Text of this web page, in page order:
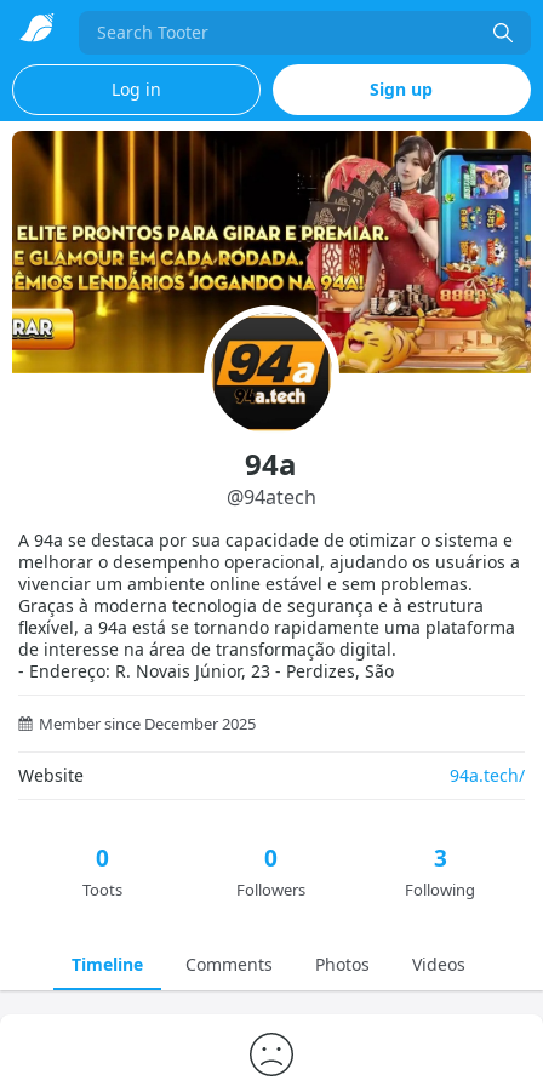
Search
Log in Sign up
94a
@94atech
A 94a se destaca por sua capacidade de otimizar o sistema e
melhorar o desempenho operacional, ajudando os usuários a
vivenciar um ambiente online estável e sem problemas.
Graças à moderna tecnologia de segurança e à estrutura
flexível, a 94a está se tornando rapidamente uma plataforma
de interesse na área de transformação digital.
- Endereço: R. Novais Júnior, 23 - Perdizes, São
Member since December 2025
Website 94a.tech/
0
Toots
0
Followers
3
Following
Timeline Comments Photos Videos